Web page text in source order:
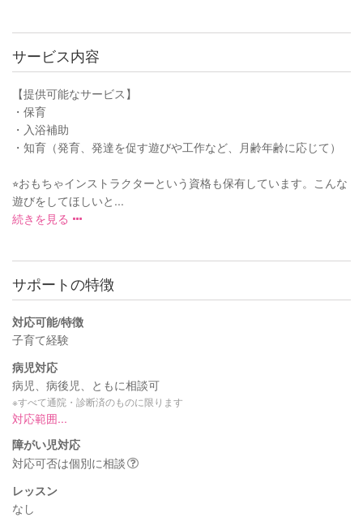
サービス内容
【提供可能なサービス】
・保育
・入浴補助
・知育（発育、発達を促す遊びや工作など、月齢年齢に応じて）
⭐︎おもちゃインストラクターという資格も保有しています。こんな
遊びをしてほしいと...
続きを見る
サポートの特徴
対応可能/特徴
子育て経験
病児対応
病児、病後児、ともに相談可
※すべて通院・診断済のものに限ります
対応範囲...
障がい児対応
対応可否は個別に相談
レッスン
なし